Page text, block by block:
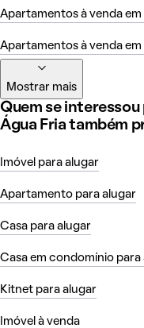
Apartamentos à venda
Apartamentos à venda em
Mostrar mais
Quem se
Água Fria também
Imóvel para alugar
Apartamento para alugar
Casa para alugar
Casa em condomínio para
Kitnet para alugar
Imóvel à venda